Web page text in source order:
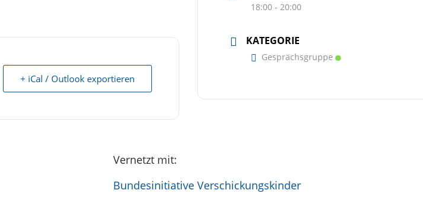
+ iCal / Outlook exportieren
18:00 - 20:00
KATEGORIE
Gesprächsgruppe
Vernetzt mit:
Bundesinitiative Verschickungskinder